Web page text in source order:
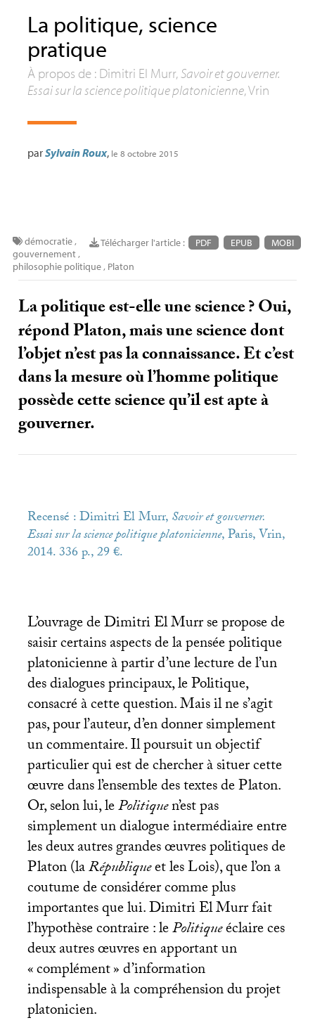
La politique, science
pratique
À propos de : Dimitri El Murr,Savoir et gouverner.
Essai sur la science politique platonicienne, Vrin
parSylvain Roux, le 8 octobre 2015
Télécharger l'article : PDF EPUB MOBI
démocratie,
gouvernement,
philosophie politique, Platon
La politique est-elle une science? Oui,
répond Platon, mais une science dont
l’objet n’est pas la connaissance. Et c’est
dans la mesure où l’homme politique
possède cette science qu’il est apte à
gouverner.
Recensé : Dimitri El Murr,Savoir et gouverner.
Essai sur la science politique platonicienne, Paris, Vrin,
2014. 336 p., 29 €.
L’ouvrage de Dimitri El Murr se propose de
saisir certains aspects de la pensée politique
platonicienne à partir d’une lecture de l’un
des dialogues principaux, le Politique,
consacré à cette question. Mais il ne s’agit
pas, pour l’auteur, d’en donner simplement
un commentaire. Il poursuit un objectif
particulier qui est de chercher à situer cette
œuvre dans l’ensemble des textes de Platon.
Or, selon lui, lePolitiquen’est pas
simplement un dialogue intermédiaire entre
les deux autres grandes œuvres politiques de
Platon (laRépubliqueet les Lois), que l’on a
coutume de considérer comme plus
importantes que lui. Dimitri El Murr fait
l’hypothèse contraire : lePolitiqueéclaire ces
deux autres œuvres en apportant un
«complément» d’information
indispensable à la compréhension du projet
platonicien.